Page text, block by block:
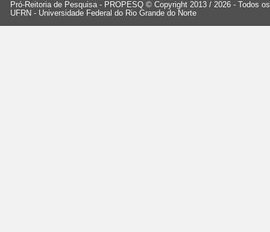
Pró-Reitoria de Pesquisa - PROPESQ © Copyright 2013 / 2026 - Todos
UFRN - Universidade Federal do Rio Grande do Norte